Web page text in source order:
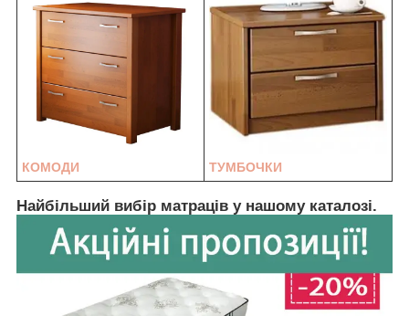
КОМОДИ ТУМБОЧКИ
Найбільший вибір матраців у нашому каталозі.